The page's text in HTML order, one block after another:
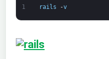
1 rails -v